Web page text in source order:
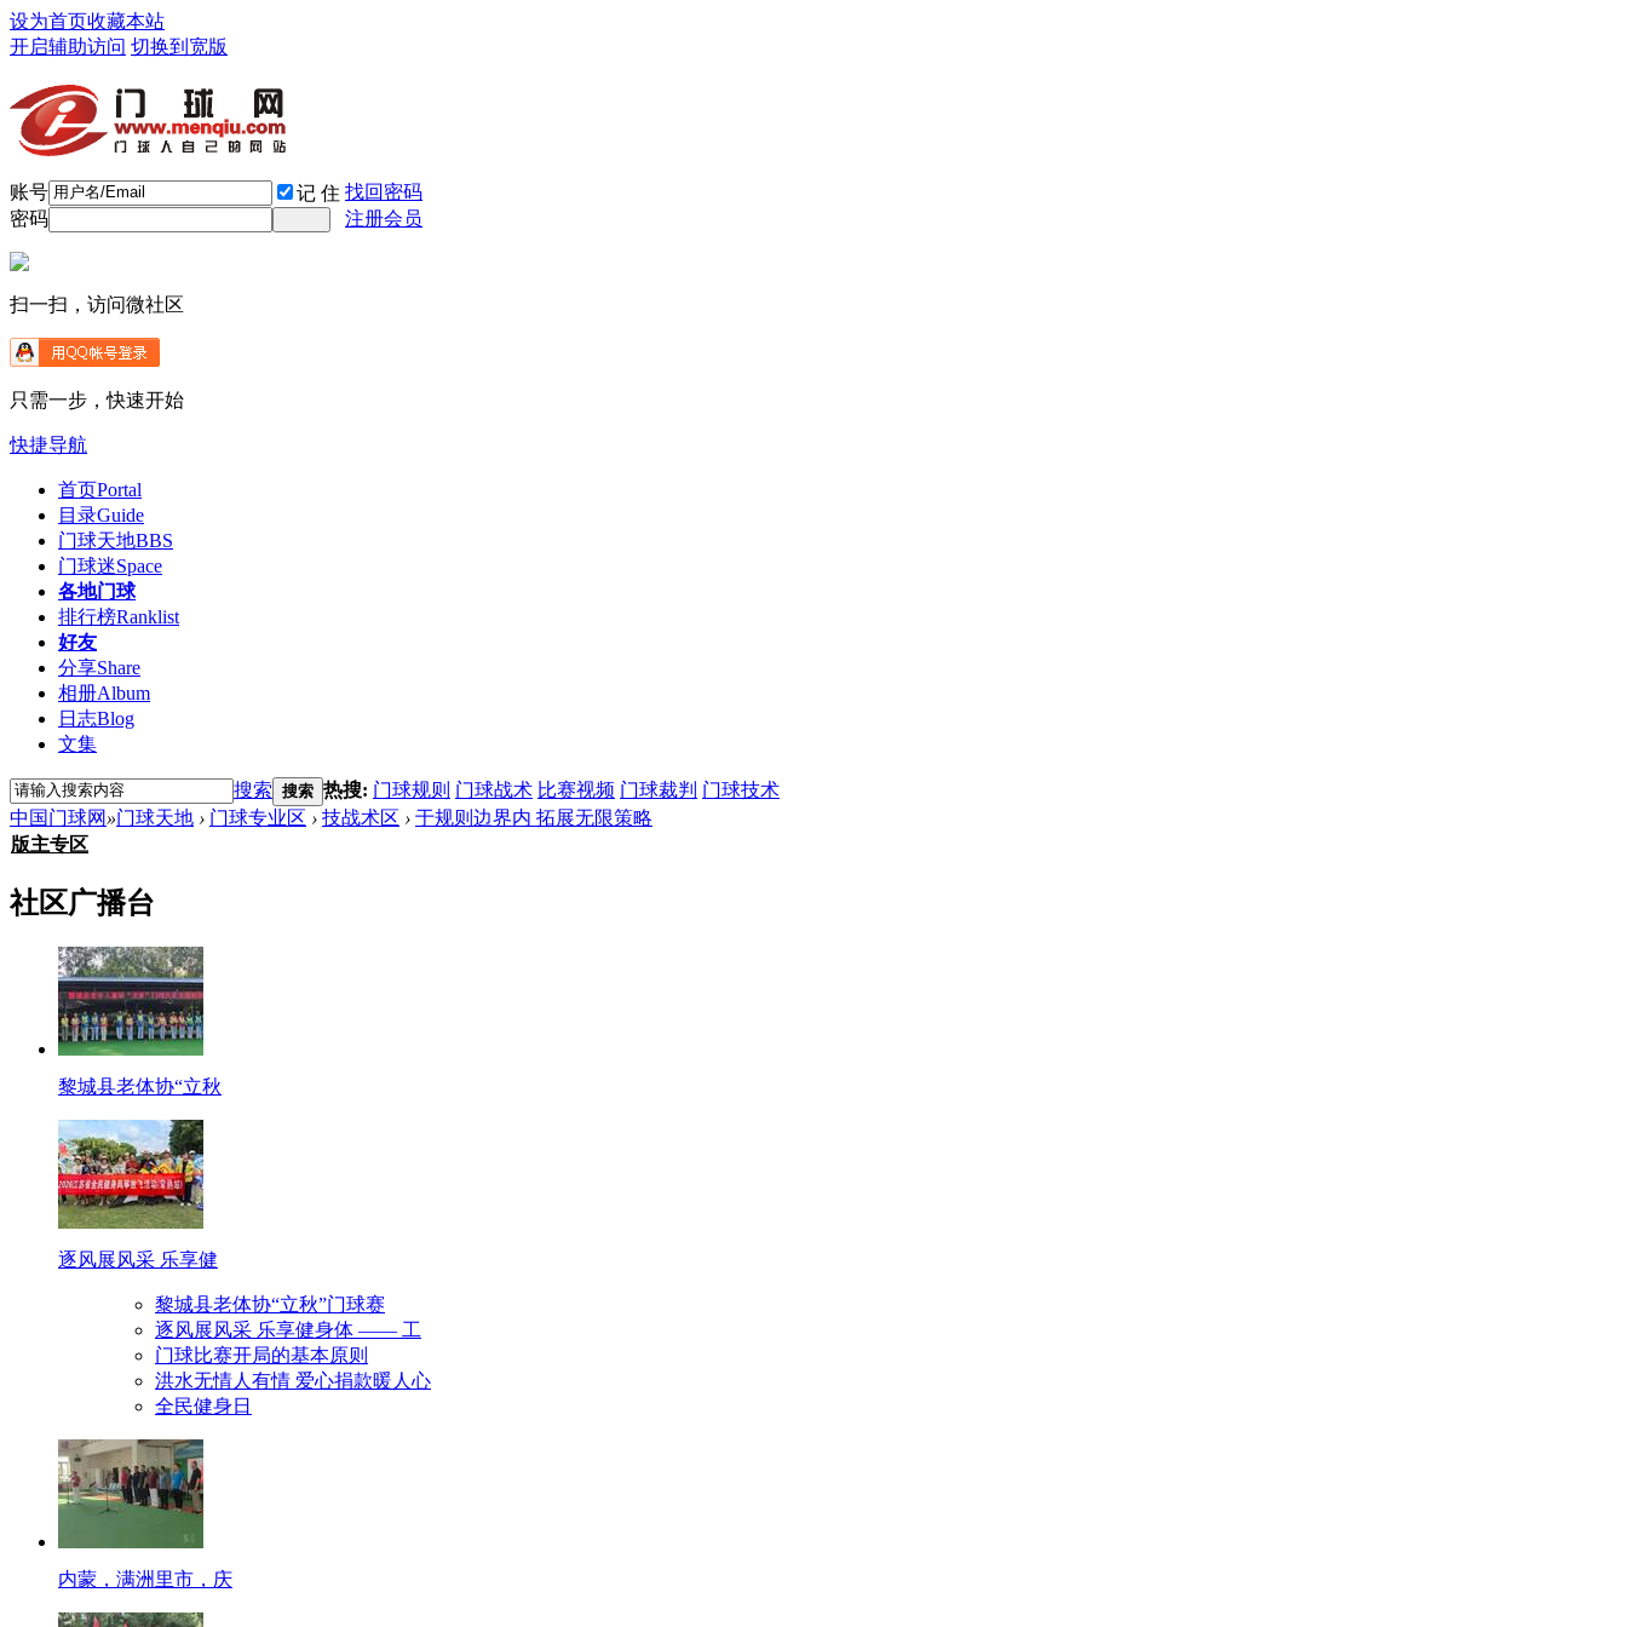
设为首页收藏本站
开启辅助访问 切换到宽版
账号 记 住 找回密码
密码
注册会员
扫一扫，访问微社区
只需一步，快速开始
快捷导航
首页Portal
目录Guide
门球天地BBS
门球迷Space
各地门球
排行榜Ranklist
好友
分享Share
相册Album
日志Blog
文集
搜索 搜索 热搜: 门球规则 门球战术 比赛视频 门球裁判 门球技术
中国门球网 »门球天地 › 门球专业区 › 技战术区 › 于规则边界内 拓展无限策略
版主专区
社区广播台
黎城县老体协“立秋
逐风展风采 乐享健
黎城县老体协“立秋”门球赛
逐风展风采 乐享健身体 —— 工
门球比赛开局的基本原则
洪水无情人有情 爱心捐款暖人心
全民健身日
内蒙，满洲里市，庆